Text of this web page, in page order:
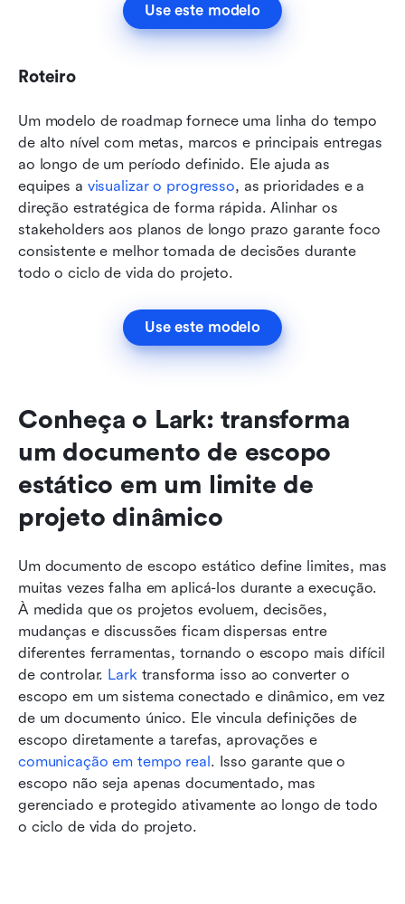
Use este modelo
Roteiro
Um modelo de roadmap fornece uma linha do tempo
de alto nível com metas, marcos e principais entregas
ao longo de um período definido. Ele ajuda as
equipes a visualizar o progresso, as prioridades e a
direção estratégica de forma rápida. Alinhar os
stakeholders aos planos de longo prazo garante foco
consistente e melhor tomada de decisões durante
todo o ciclo de vida do projeto.
Use este modelo
Conheça o Lark: transforma
um documento de escopo
estático em um limite de
projeto dinâmico
Um documento de escopo estático define limites, mas
muitas vezes falha em aplicá-los durante a execução.
À medida que os projetos evoluem, decisões,
mudanças e discussões ficam dispersas entre
diferentes ferramentas, tornando o escopo mais difícil
de controlar. Lark transforma isso ao converter o
escopo em um sistema conectado e dinâmico, em vez
de um documento único. Ele vincula definições de
escopo diretamente a tarefas, aprovações e
comunicação em tempo real. Isso garante que o
escopo não seja apenas documentado, mas
gerenciado e protegido ativamente ao longo de todo
o ciclo de vida do projeto.